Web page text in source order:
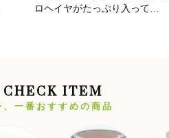
ロヘイヤがたっぷり入って
CHECK ITEM
、一番おすすめの商品